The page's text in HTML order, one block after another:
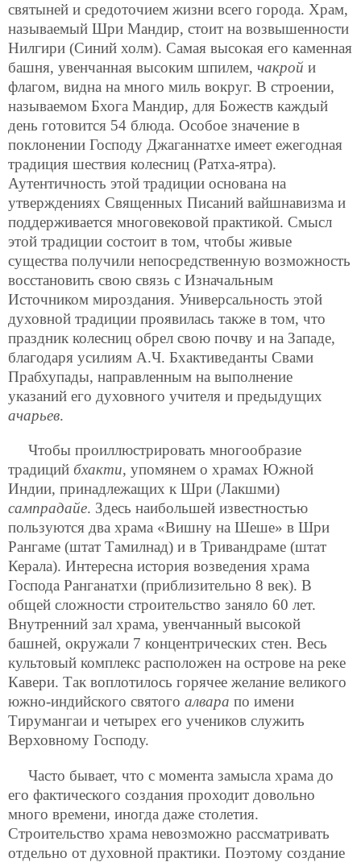
святыней и средоточием жизни всего города. Храм,
называемый Шри Мандир, стоит на возвышенности
Нилгири (Синий холм). Самая высокая его каменная
башня, увенчанная высоким шпилем, чакрой и
флагом, видна на много миль вокруг. В строении,
называемом Бхога Мандир, для Божеств каждый
день готовится 54 блюда. Особое значение в
поклонении Господу Джаганнатхе имеет ежегодная
традиция шествия колесниц (Ратха-ятра).
Аутентичность этой традиции основана на
утверждениях Священных Писаний вайшнавизма и
поддерживается многовековой практикой. Смысл
этой традиции состоит в том, чтобы живые
существа получили непосредственную возможность
восстановить свою связь с Изначальным
Источником мироздания. Универсальность этой
духовной традиции проявилась также в том, что
праздник колесниц обрел свою почву и на Западе,
благодаря усилиям А.Ч. Бхактиведанты Свами
Прабхупады, направленным на выполнение
указаний его духовного учителя и предыдущих
ачарьев.
Чтобы проиллюстрировать многообразие
традиций бхакти, упомянем о храмах Южной
Индии, принадлежащих к Шри (Лакшми)
сампрадайе. Здесь наибольшей известностью
пользуются два храма «Вишну на Шеше» в Шри
Рангаме (штат Тамилнад) и в Тривандраме (штат
Керала). Интересна история возведения храма
Господа Ранганатхи (приблизительно 8 век). В
общей сложности строительство заняло 60 лет.
Внутренний зал храма, увенчанный высокой
башней, окружали 7 концентрических стен. Весь
культовый комплекс расположен на острове на реке
Кавери. Так воплотилось горячее желание великого
южно-индийского святого алвара по имени
Тирумангаи и четырех его учеников служить
Верховному Господу.
Часто бывает, что с момента замысла храма до
его фактического создания проходит довольно
много времени, иногда даже столетия.
Строительство храма невозможно рассматривать
отдельно от духовной практики. Поэтому создание